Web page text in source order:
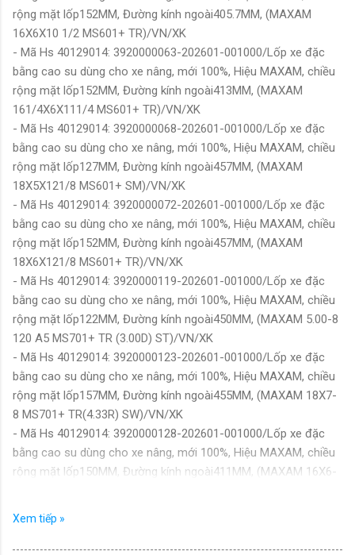
rộng mặt lốp152MM, Đường kính ngoài405.7MM, (MAXAM
16X6X10 1/2 MS601+ TR)/VN/XK
- Mã Hs 40129014: 3920000063-202601-001000/Lốp xe đặc
bằng cao su dùng cho xe nâng, mới 100%, Hiệu MAXAM, chiều
rộng mặt lốp152MM, Đường kính ngoài413MM, (MAXAM
161/4X6X111/4 MS601+ TR)/VN/XK
- Mã Hs 40129014: 3920000068-202601-001000/Lốp xe đặc
bằng cao su dùng cho xe nâng, mới 100%, Hiệu MAXAM, chiều
rộng mặt lốp127MM, Đường kính ngoài457MM, (MAXAM
18X5X121/8 MS601+ SM)/VN/XK
- Mã Hs 40129014: 3920000072-202601-001000/Lốp xe đặc
bằng cao su dùng cho xe nâng, mới 100%, Hiệu MAXAM, chiều
rộng mặt lốp152MM, Đường kính ngoài457MM, (MAXAM
18X6X121/8 MS601+ TR)/VN/XK
- Mã Hs 40129014: 3920000119-202601-001000/Lốp xe đặc
bằng cao su dùng cho xe nâng, mới 100%, Hiệu MAXAM, chiều
rộng mặt lốp122MM, Đường kính ngoài450MM, (MAXAM 5.00-8
120 A5 MS701+ TR (3.00D) ST)/VN/XK
- Mã Hs 40129014: 3920000123-202601-001000/Lốp xe đặc
bằng cao su dùng cho xe nâng, mới 100%, Hiệu MAXAM, chiều
rộng mặt lốp157MM, Đường kính ngoài455MM, (MAXAM 18X7-
8 MS701+ TR(4.33R) SW)/VN/XK
- Mã Hs 40129014: 3920000128-202601-001000/Lốp xe đặc
bằng cao su dùng cho xe nâng, mới 100%, Hiệu MAXAM, chiều
rộng mặt lốp150MM, Đường kính ngoài411MM, (MAXAM 16X6-
bằng cao su dùng cho xe nâng, mới 100%, Hiệu MAXAM, chiều
rộng mặt lốp130MM, Đường kính ngoài378MM, (MAXAM
Xem tiếp »